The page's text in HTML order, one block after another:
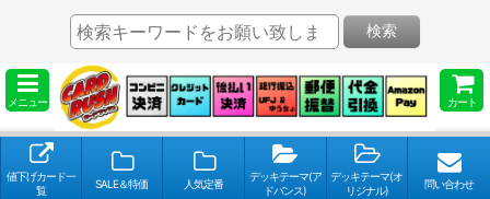
メニュー カート
検索
値下げカード一
覧
SALE＆特価 人気定番
デッキテーマ(ア
ドバンス)
デッキテーマ(オ
リジナル)
問い合わせ